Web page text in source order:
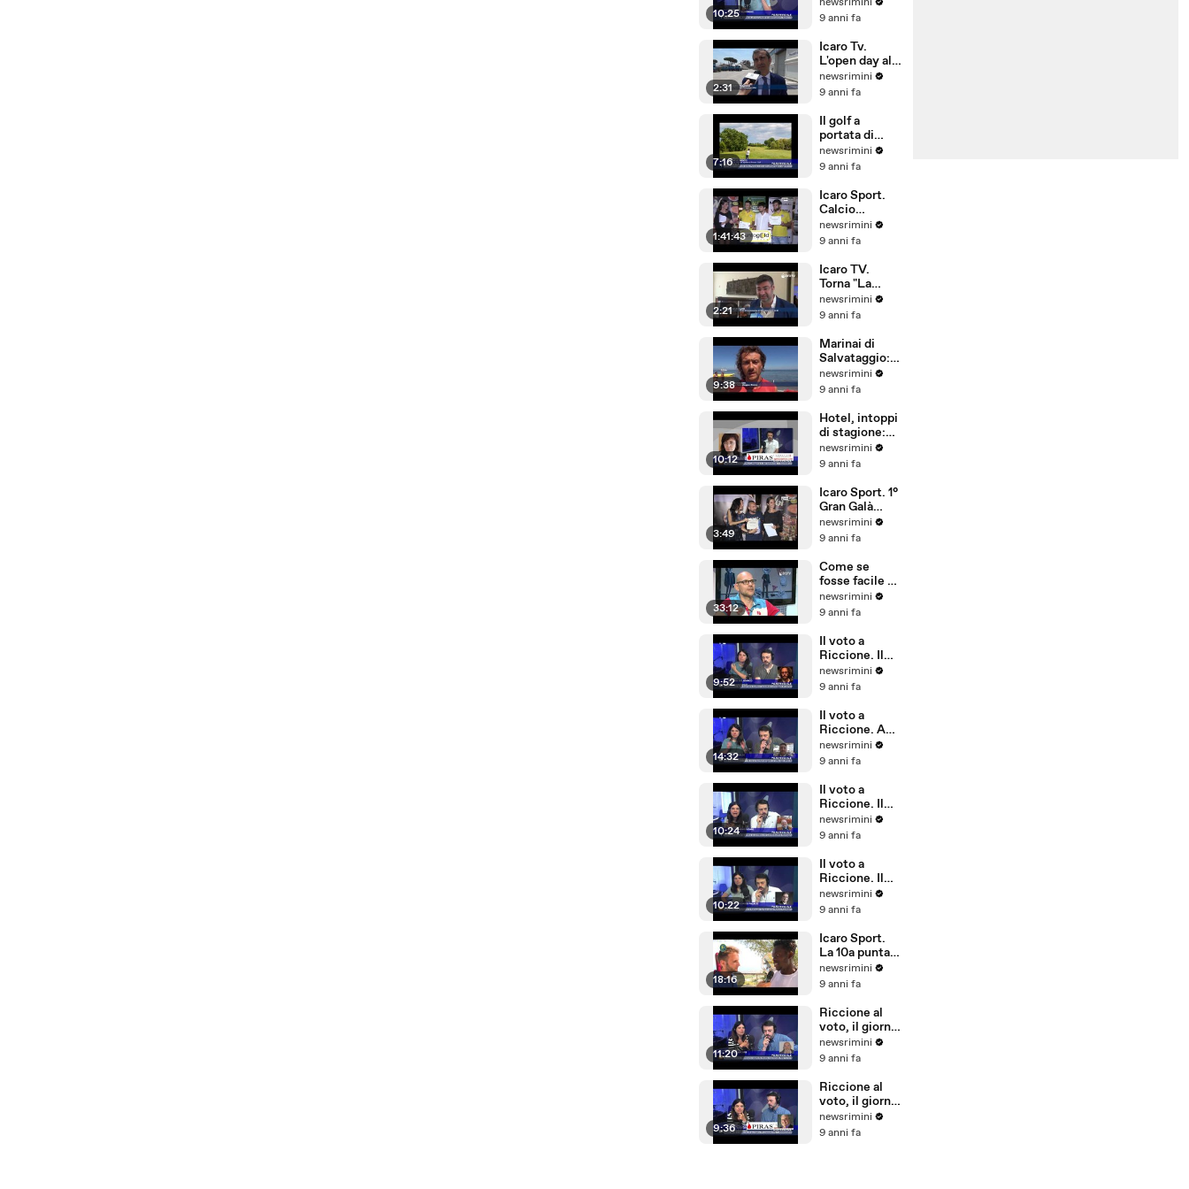
10:25
Siulp:
rischio
9 anni fa
2:31
Icaro Tv.
L'open day alla
Pesaresi Spa
di Rimini
newsrimini
9 anni fa
7:16
Il golf a
portata di
bambino. Il
Summer
Riviera Golf
newsrimini
9 anni fa
1:41:43
Icaro Sport.
Calcio
d'Estate: 1°
Gran Galà
Categoria
newsrimini
9 anni fa
2:21
Icaro TV.
Torna "La
Notte delle
Streghe", dal
2017 a San
Giovanni in M
newsrimini
9 anni fa
9:38
Marinai di
Salvataggio:
si investe
poco su
conta più
l'aspetto
economico
newsrimini
9 anni fa
10:12
Hotel, intoppi
di stagione:
troppi
portoghesi e
dipendenti
che parlano
tedesco
newsrimini
9 anni fa
3:49
Icaro Sport. 1°
Gran Galà
della Seconda
Categoria
newsrimini
9 anni fa
33:12
Come se
fosse facile -
Special Crabs
newsrimini
9 anni fa
9:52
Il voto a
Riccione. Il
commento di
Andrea
(Movimento 5
Stelle)
newsrimini
9 anni fa
14:32
Il voto a
Riccione. A
Tempo Reale
commento di
(Patto Civico
Riccione)
newsrimini
9 anni fa
10:24
Il voto a
Riccione. Il
commento di
Parmeggiani
newsrimini
9 anni fa
10:22
Il voto a
Riccione. Il
commento di
Dionigi
Forza Italia
newsrimini
9 anni fa
18:16
Icaro Sport.
La 10a puntata
del reality
sulla
Rimini alla
Barcellona
Professional
Cup
newsrimini
9 anni fa
11:20
Riccione al
voto, il giorno
dopo. Il
commento di
newsrimini
9 anni fa
9:36
Riccione al
voto, il giorno
dopo. Il
commento di
newsrimini
9 anni fa